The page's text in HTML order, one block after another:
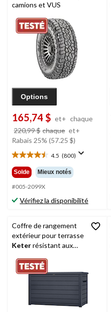
camions et VUS
Options
165,74 $ et+ chaque
220,99 $ chaque et+
à
Rabais 25% (57.25 $)
4.5 (800)
4.5
étoile(s)
sur
5.
800
évaluations
Solde Mieux notés
#005-2099X
Vérifiez la disponibilité
Coffre de rangement
extérieur pour terrasse
Keterrésistant aux
gris, 870 L